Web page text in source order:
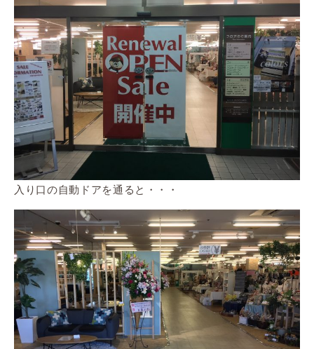
入り口の自動ドアを通ると・・・